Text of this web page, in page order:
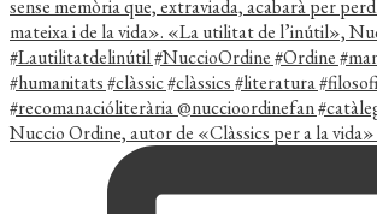
Nuccio Ordine, autor de «Clàssics per a la